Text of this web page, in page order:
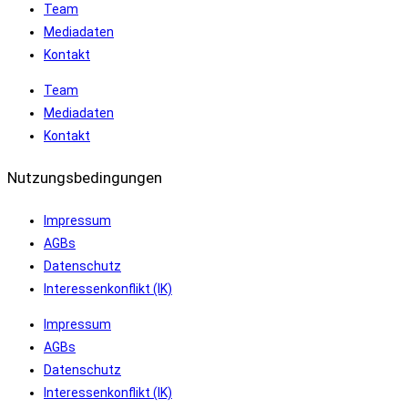
Team
Mediadaten
Kontakt
Team
Mediadaten
Kontakt
Nutzungsbedingungen
Impressum
AGBs
Datenschutz
Interessenkonflikt (IK)
Impressum
AGBs
Datenschutz
Interessenkonflikt (IK)